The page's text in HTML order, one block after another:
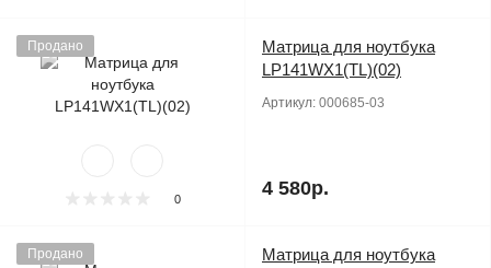
Продано
0
Матрица для ноутбука
LP141WX1(TL)(02)
Артикул: 000685-03
4 580р.
Продано Матрица для ноутбука